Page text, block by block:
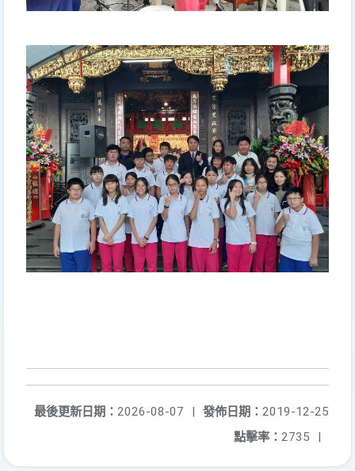
發佈日期： 2019-12-25
最後更新日期： 2026-08-07
|
點擊率： 2735 |